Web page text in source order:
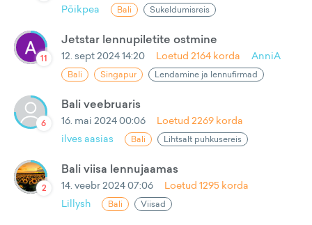
Põikpea
Bali Sukeldumisreis
11
Jetstar lennupiletite ostmine
12. sept 2024 14:20 Loetud 2164 korda AnniA
Bali Singapur Lendamine ja lennufirmad
6
Bali veebruaris
16. mai 2024 00:06 Loetud 2269 korda
ilves aasias
Bali Lihtsalt puhkusereis
2
Bali viisa lennujaamas
14. veebr 2024 07:06 Loetud 1295 korda
Lillysh
Bali Viisad